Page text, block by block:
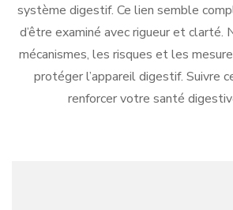
système digestif. Ce lien semble
d’être examiné avec rigueur et clarté.
mécanismes, les risques et les
protéger l’appareil digestif. Suivre
renforcer votre santé